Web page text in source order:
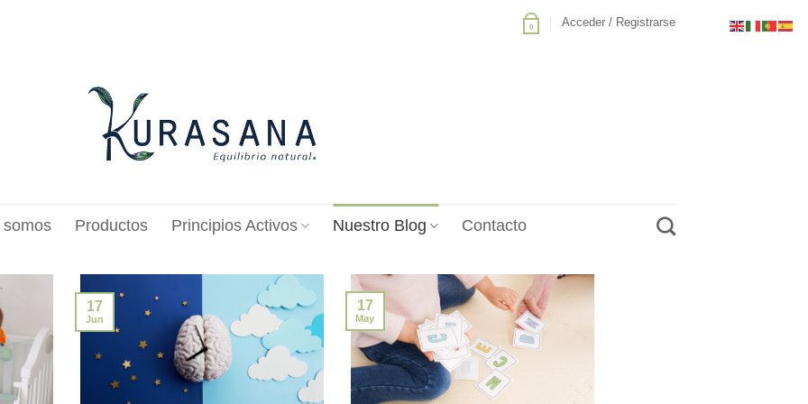
0 Acceder / Registrarse
somos Productos Principios Activos Nuestro Blog Contacto
17
Jun
17
May